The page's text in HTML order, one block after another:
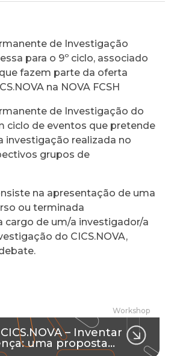
de Investigação
para o 9º ciclo, associado
fazem parte da oferta
na NOVA FCSH
de Investigação do
ciclo de eventos que pretende
investigação realizada no
grupos de
na apresentação de uma
ou terminada
cargo de um/a investigador/a
do CICS.NOVA,
Workshop
– Inventar
uma proposta…